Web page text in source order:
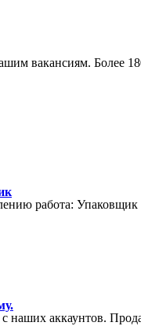
вакансиям. Более
работа:
наших аккаунтов.